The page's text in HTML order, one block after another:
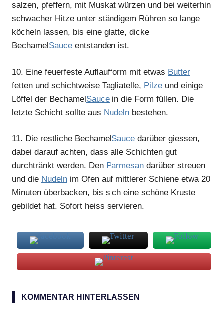
salzen, pfeffern, mit Muskat würzen und bei weiterhin
schwacher Hitze unter ständigem Rühren so lange
köcheln lassen, bis eine glatte, dicke
BechamelSauce entstanden ist.
10. Eine feuerfeste Auflaufform mit etwas Butter
fetten und schichtweise Tagliatelle, Pilze und einige
Löffel der BechamelSauce in die Form füllen. Die
letzte Schicht sollte aus Nudeln bestehen.
11. Die restliche BechamelSauce darüber giessen,
dabei darauf achten, dass alle Schichten gut
durchtränkt werden. Den Parmesan darüber streuen
und die Nudeln im Ofen auf mittlerer Schiene etwa 20
Minuten überbacken, bis sich eine schöne Kruste
gebildet hat. Sofort heiss servieren.
Tagliatelle
KOMMENTAR HINTERLASSEN